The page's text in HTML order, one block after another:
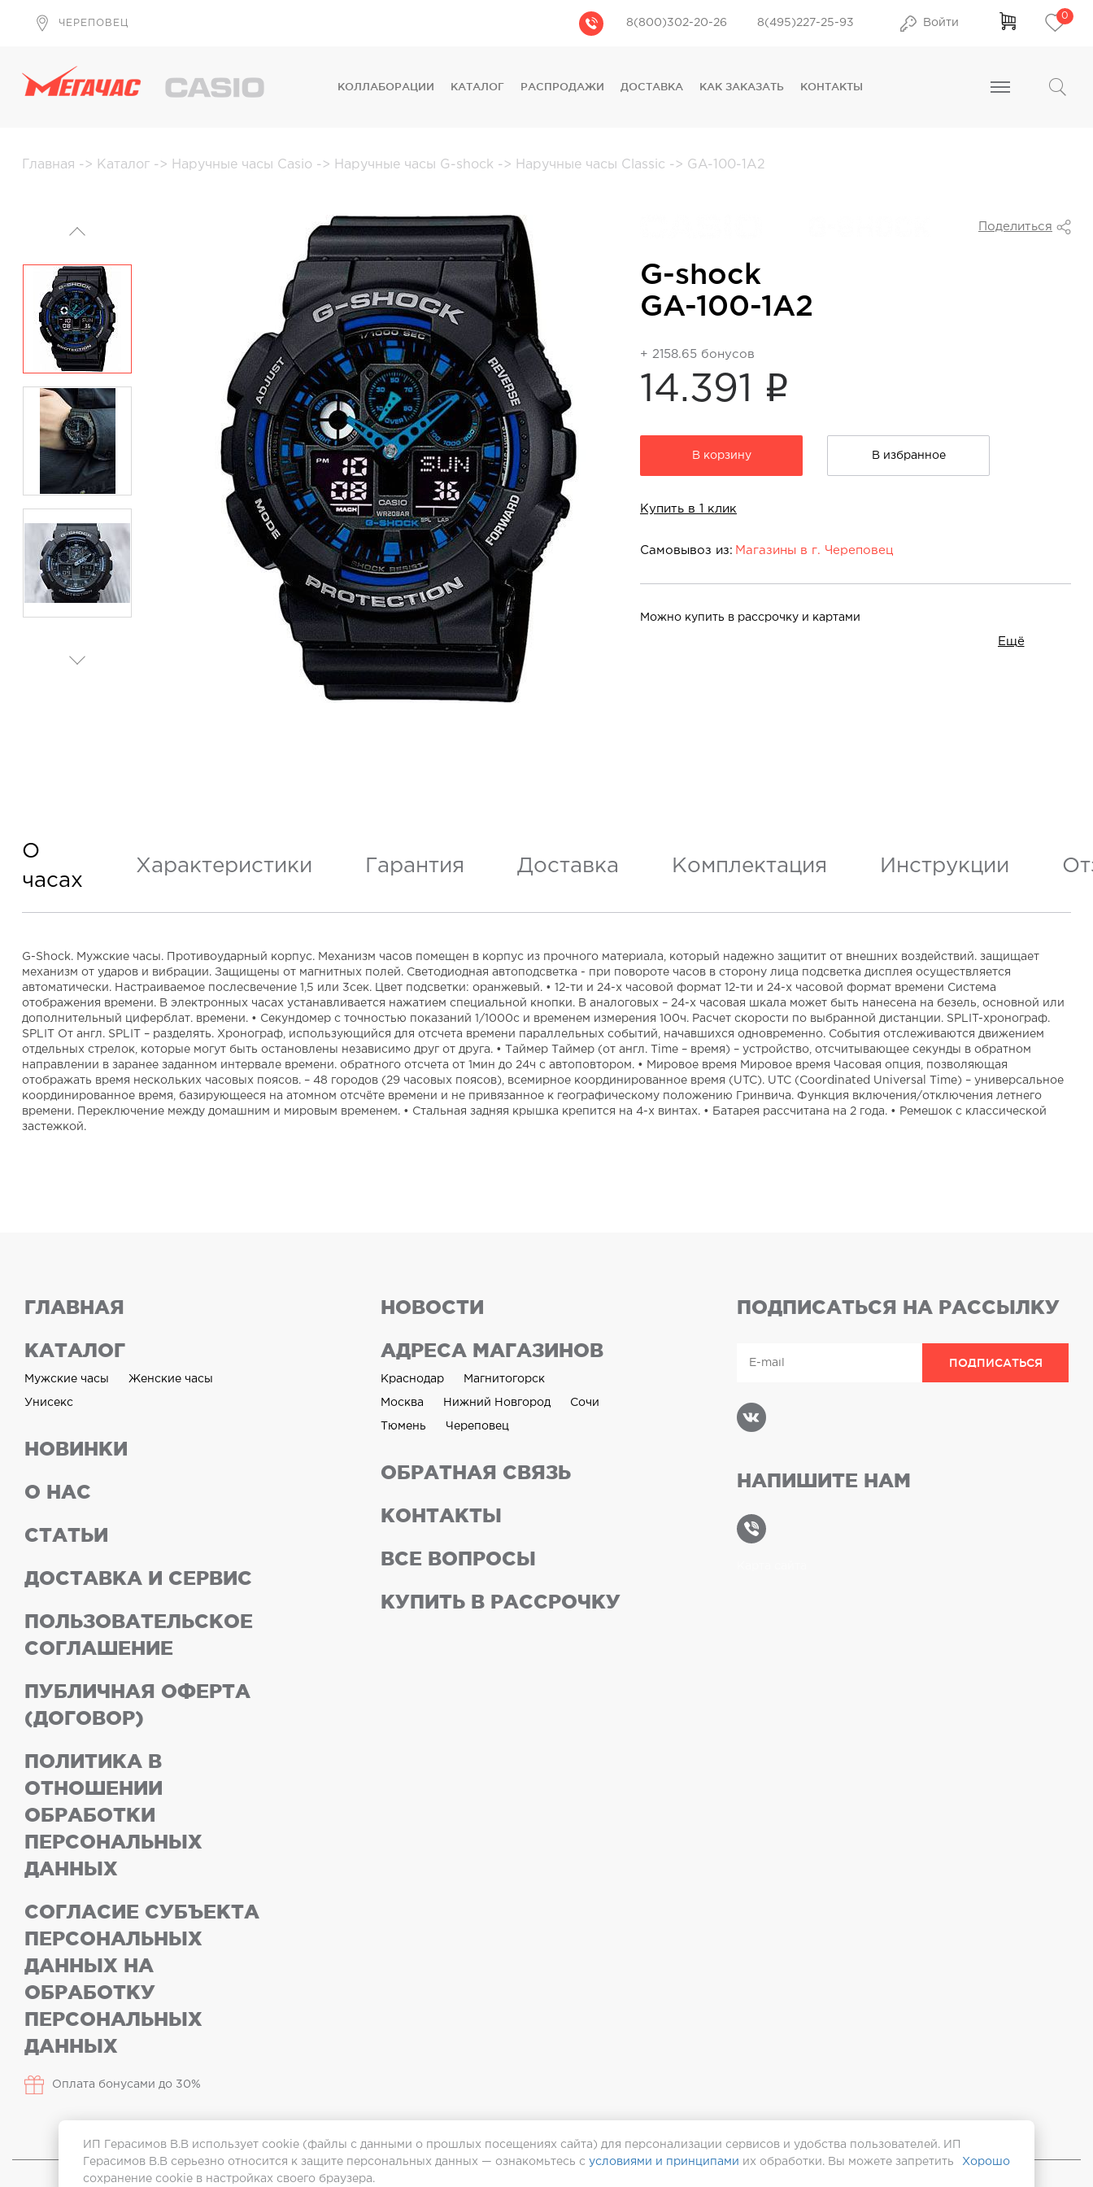
ЧЕРЕПОВЕЦ 8(800)302-20-26 8(495)227-25-93 Войти
0
КОЛЛАБОРАЦИИ
КАТАЛОГ
FOSSIL
DKNY
PHILIPP PLEIN
РАСПРОДАЖИ ДОСТАВКА КАК ЗАКАЗАТЬ КОНТАКТЫ
Главная -> Каталог -> Наручные часы Casio -> Наручные часы G-shock -> Наручные часы Classic -> GA-100-1A2
Поделиться
G-shock
GA-100-1A2
+ 2158.65 бонусов
14.391 i
В корзину В избранное
Купить в 1 клик
Самовывоз из: Магазины в г. Череповец
Магазины в г. Череповец:
т/ц "Июнь" ул., Годовикова, 37 На карте
Можно купить в рассрочку и картами
Ещё
О
часах
Характеристики Гарантия Доставка Комплектация Инструкции
G-Shock. Мужские часы. Противоударный корпус. Механизм часов помещен в корпус из прочного материала, который надежно защитит от внешних воздействий. защищает
механизм от ударов и вибрации. Защищены от магнитных полей. Светодиодная автоподсветка - при повороте часов в сторону лица подсветка дисплея осуществляется
автоматически. Настраиваемое послесвечение 1,5 или 3сек. Цвет подсветки: оранжевый. • 12-ти и 24-х часовой формат 12-ти и 24-х часовой формат времени Система
отображения времени. В электронных часах устанавливается нажатием специальной кнопки. В аналоговых – 24-х часовая шкала может быть нанесена на безель, основной или
дополнительный циферблат. времени. • Секундомер с точностью показаний 1/1000с и временем измерения 100ч. Расчет скорости по выбранной дистанции. SPLIT-хронограф.
SPLIT От англ. SPLIT – разделять. Хронограф, использующийся для отсчета времени параллельных событий, начавшихся одновременно. События отслеживаются движением
отдельных стрелок, которые могут быть остановлены независимо друг от друга. • Таймер Таймер (от англ. Time – время) – устройство, отсчитывающее секунды в обратном
направлении в заранее заданном интервале времени. обратного отсчета от 1мин до 24ч с автоповтором. • Мировое время Мировое время Часовая опция, позволяющая
отображать время нескольких часовых поясов. – 48 городов (29 часовых поясов), всемирное координированное время (UTC). UTC (Coordinated Universal Time) – универсальное
координированное время, базирующееся на атомном отсчёте времени и не привязанное к географическому положению Гринвича. Функция включения/отключения летнего
времени. Переключение между домашним и мировым временем. • Стальная задняя крышка крепится на 4-х винтах. • Батарея рассчитана на 2 года. • Ремешок с классической
застежкой.
ГЛАВНАЯ
КАТАЛОГ
Мужские часы Женские часы
Унисекс
НОВИНКИ
О НАС
СТАТЬИ
ДОСТАВКА И СЕРВИС
ПОЛЬЗОВАТЕЛЬСКОЕ
СОГЛАШЕНИЕ
ПУБЛИЧНАЯ ОФЕРТА
(ДОГОВОР)
ПОЛИТИКА В
ОТНОШЕНИИ
ОБРАБОТКИ
ПЕРСОНАЛЬНЫХ
ДАННЫХ
СОГЛАСИЕ СУБЪЕКТА
ПЕРСОНАЛЬНЫХ
ДАННЫХ НА
ОБРАБОТКУ
ПЕРСОНАЛЬНЫХ
ДАННЫХ
Оплата бонусами до 30%
НОВОСТИ
АДРЕСА МАГАЗИНОВ
Краснодар Магнитогорск
Москва Нижний Новгород Сочи
Тюмень Череповец
ОБРАТНАЯ СВЯЗЬ
КОНТАКТЫ
ВСЕ ВОПРОСЫ
КУПИТЬ В РАССРОЧКУ
ПОДПИСАТЬСЯ НА РАССЫЛКУ
НАПИШИТЕ НАМ
ИП Герасимов В.В использует cookie (файлы с данными о прошлых посещениях сайта) для персонализации сервисов и удобства пользователей. ИП
Герасимов В.В серьезно относится к защите персональных данных — ознакомьтесь с условиями и принципами их обработки. Вы можете запретить
сохранение cookie в настройках своего браузера.
Хорошо